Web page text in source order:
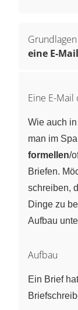
eine E-
Eine E-
Wie auch
man im
formellen/
Briefen.
schreiben,
Dinge zu
Aufbau
Aufbau
Ein Brief